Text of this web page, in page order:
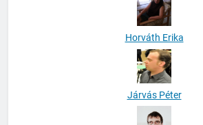
Horváth Erika
Járvás Péter